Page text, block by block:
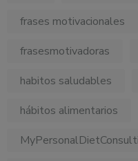
frases motivacionales
frasesmotivadoras
habitos saludables
hábitos alimentarios